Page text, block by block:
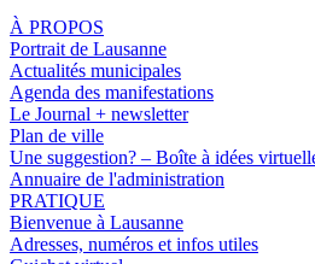
À PROPOS
Portrait de Lausanne
Actualités municipales
Agenda des manifestations
Le Journal + newsletter
Plan de ville
Une suggestion? – Boîte à idées
Annuaire de l'administration
PRATIQUE
Bienvenue à Lausanne
Adresses, numéros et infos utiles